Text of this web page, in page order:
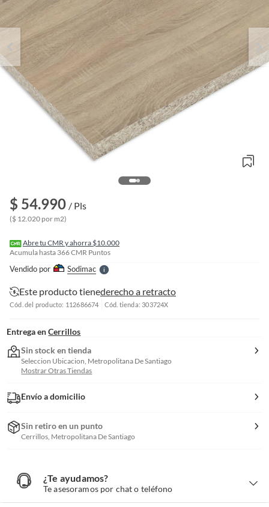
$ 54.990 / Pls
($ 12.020 por m2)
Abre tu CMR y ahorra $10.000
Acumula hasta 366CMR Puntos
Vendido por SodimacS
l
l
Este producto tienederecho a retracto
Cód. del producto: 112686674 Cód. tienda: 303724X
Entrega en Cerrillos
Sin stock en tienda
Seleccion Ubicacion, Metropolitana De Santiago
Mostrar Otras Tiendas
Envío a domicilio
Sin retiro en un punto
Cerrillos, Metropolitana De Santiago
¿Te ayudamos?
Te asesoramos por chat o teléfono
y